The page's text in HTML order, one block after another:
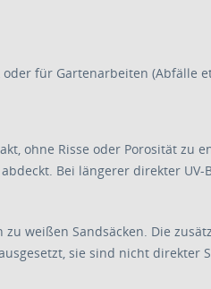
für Gartenarbeiten (Abfälle
ohne Risse oder Porosität zu
Bei längerer direkter
weißen Sandsäcken. Die
sie sind nicht direkter